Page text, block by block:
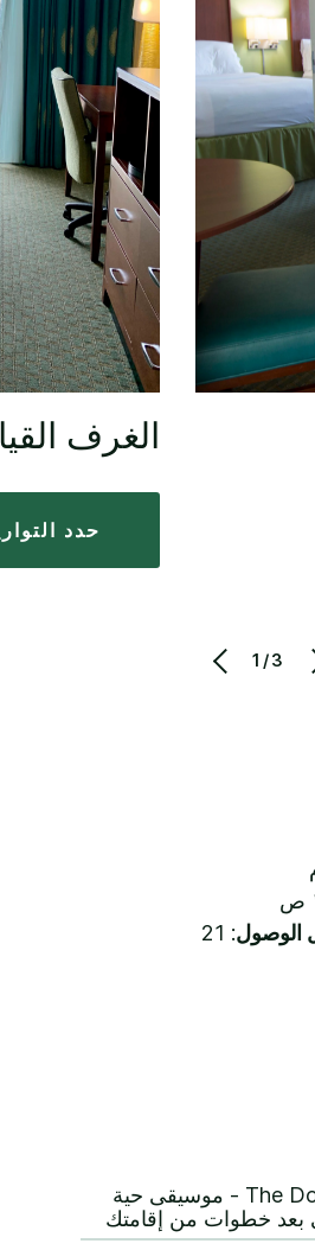
الغرف
حدد
1/3
الوصول: 21
The Dome - موسيقى حية
بعد خطوات من إقامتك